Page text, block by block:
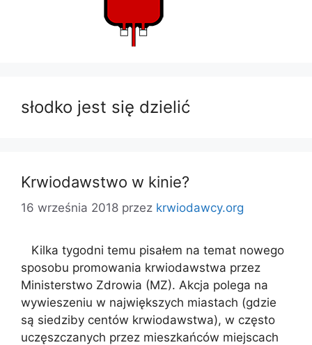
słodko jest się dzielić
Krwiodawstwo w kinie?
16 września 2018 przez krwiodawcy.org
Kilka tygodni temu pisałem na temat nowego
sposobu promowania krwiodawstwa przez
Ministerstwo Zdrowia (MZ). Akcja polega na
wywieszeniu w największych miastach (gdzie
są siedziby centów krwiodawstwa), w często
uczęszczanych przez mieszkańców miejscach